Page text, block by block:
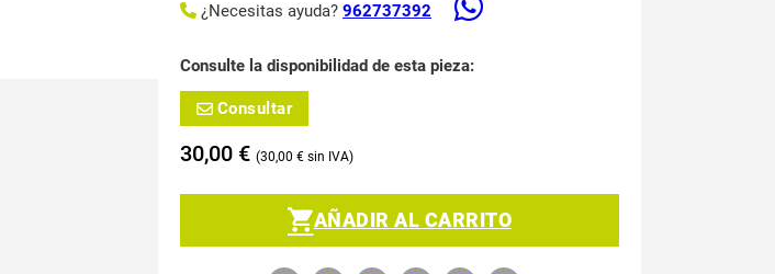
¿Necesitas ayuda? 962737392
Consulte la disponibilidad de esta pieza:
Consultar
30,00 € 30,00 €
AÑADIR AL CARRITO